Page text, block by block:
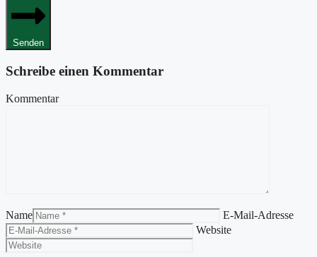
Senden
Schreibe einen Kommentar
Kommentar
Name
E-Mail-Adresse
Website